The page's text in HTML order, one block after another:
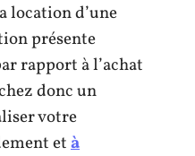
location d’une
présente
rapport à l’achat
donc un
votre
età